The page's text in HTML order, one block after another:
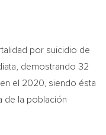
por suicidio de
demostrando 32
el 2020, siendo ésta
de la población